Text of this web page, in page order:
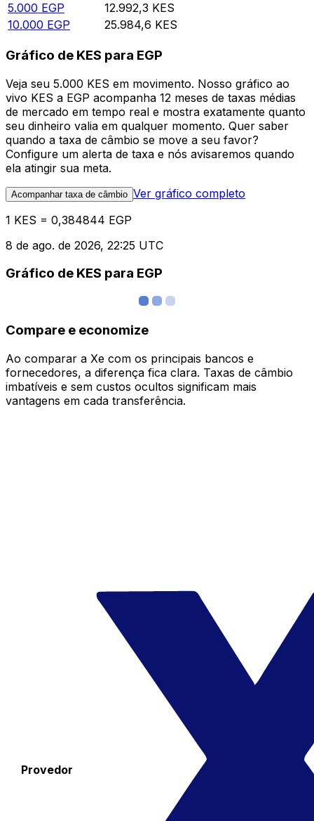
5.000 EGP 12.992,3 KES
10.000 EGP 25.984,6 KES
Gráfico de KES para EGP
Veja seu 5.000 KES em movimento. Nosso gráfico ao
vivo KES a EGP acompanha 12 meses de taxas médias
de mercado em tempo real e mostra exatamente quanto
seu dinheiro valia em qualquer momento. Quer saber
quando a taxa de câmbio se move a seu favor?
Configure um alerta de taxa e nós avisaremos quando
ela atingir sua meta.
Acompanhar taxa de câmbio Ver gráfico completo
1 KES = 0,384844 EGP
8 de ago. de 2026, 22:25 UTC
Gráfico de KES para EGP
Compare e economize
Ao comparar a Xe com os principais bancos e
fornecedores, a diferença fica clara. Taxas de câmbio
imbatíveis e sem custos ocultos significam mais
vantagens em cada transferência.
Provedor